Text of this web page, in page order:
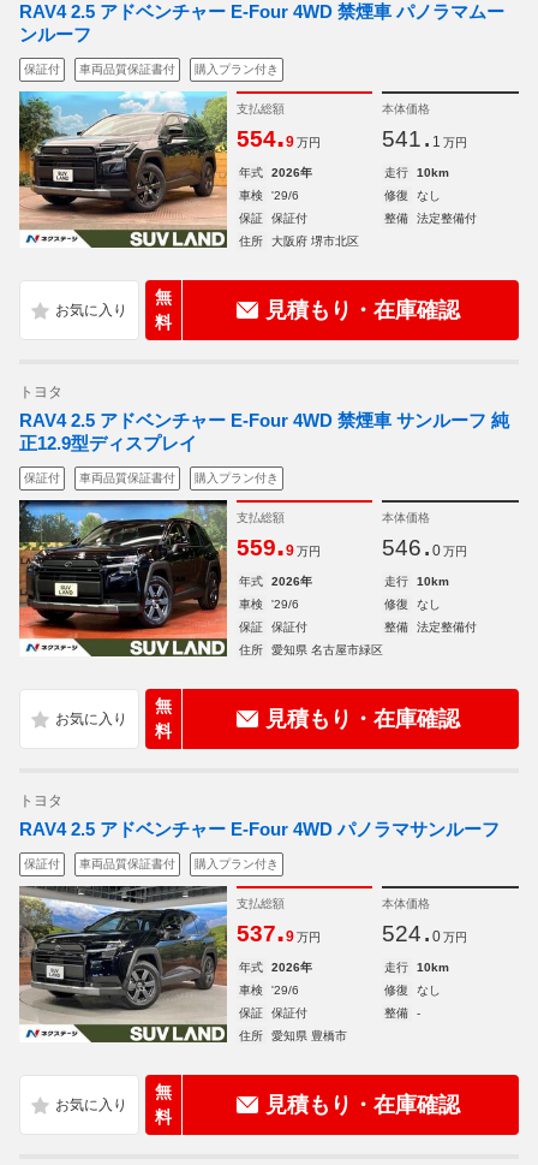
RAV4 2.5 アドベンチャー E-Four 4WD 禁煙車 パノラマムー
ンルーフ
保証付 車両品質保証書付 購入プラン付き
支払総額
554.9 万円
本体価格
541. 1 万円
年式 2026年 走行
10km
車検
'29/6 修復
なし
保証
保証付 整備
法定整備付
住所
大阪府 堺市北区
無
料
見積もり・在庫確認
トヨタ
RAV4 2.5 アドベンチャー E-Four 4WD 禁煙車 サンルーフ 純
正12.9型ディスプレイ
保証付 車両品質保証書付 購入プラン付き
支払総額
559.9 万円
本体価格
546. 0 万円
年式 2026年 走行
10km
車検
'29/6 修復
なし
保証
保証付 整備
法定整備付
住所
愛知県 名古屋市緑区
無
料
見積もり・在庫確認
トヨタ
RAV4 2.5 アドベンチャー E-Four 4WD パノラマサンルーフ
保証付 車両品質保証書付 購入プラン付き
支払総額
537.9 万円
本体価格
524. 0 万円
年式 2026年 走行
10km
車検
'29/6 修復
なし
保証
保証付 整備
-
住所
愛知県 豊橋市
無
料
見積もり・在庫確認